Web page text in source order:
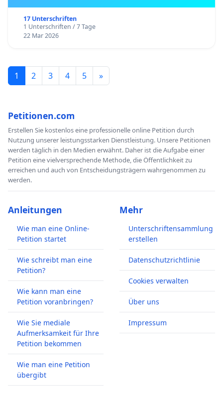
17 Unterschriften
1 Unterschriften / 7 Tage
22 Mar 2026
1 2 3 4 5 »
Petitionen.com
Erstellen Sie kostenlos eine professionelle online Petition durch
Nutzung unserer leistungsstarken Dienstleistung. Unsere Petitionen
werden täglich in den Medien erwähnt. Daher ist die Aufgabe einer
Petition eine vielversprechende Methode, die Öffentlichkeit zu
erreichen und auch von Entscheidungsträgern wahrgenommen zu
werden.
Anleitungen
Wie man eine Online-
Petition startet
Wie schreibt man eine
Petition?
Wie kann man eine
Petition voranbringen?
Wie Sie mediale
Aufmerksamkeit für Ihre
Petition bekommen
Wie man eine Petition
übergibt
Mehr
Unterschriftensammlung
erstellen
Datenschutzrichtlinie
Cookies verwalten
Über uns
Impressum